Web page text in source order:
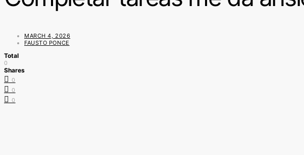
MARCH 4, 2026
FAUSTO PONCE
Total
0
Shares
0
0
0